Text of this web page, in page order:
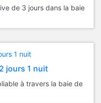
de 3 jours dans la baie
jours 1 nuit
à travers la baie de